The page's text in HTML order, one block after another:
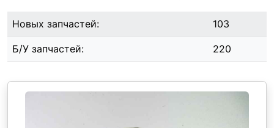
Новых запчастей: 103
Б/У запчастей: 220